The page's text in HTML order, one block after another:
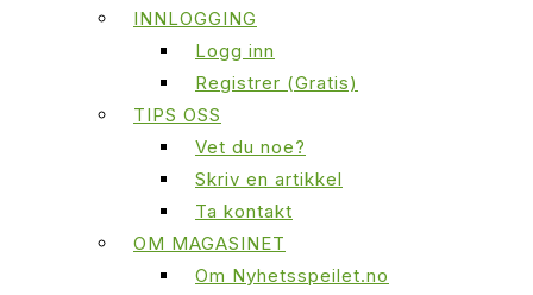
INNLOGGING
Logg inn
Registrer (Gratis)
TIPS OSS
Vet du noe?
Skriv en artikkel
Ta kontakt
OM MAGASINET
Om Nyhetsspeilet.no